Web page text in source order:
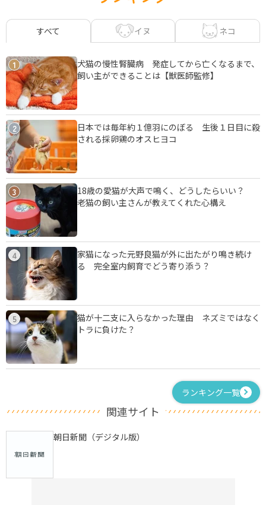
すべて イヌ ネコ
1
犬猫の慢性腎臓病 発症してから亡くなるまで、
飼い主ができることは【獣医師監修】
2
日本では毎年約１億羽にのぼる 生後１日目に殺
される採卵鶏のオスヒヨコ
3
18歳の愛猫が大声で鳴く、どうしたらいい？
老猫の飼い主さんが教えてくれた心構え
4
家猫になった元野良猫が外に出たがり鳴き続け
る 完全室内飼育でどう寄り添う？
5
猫が十二支に入らなかった理由 ネズミではなく
トラに負けた？
ランキング一覧
関連サイト
朝日新聞（デジタル版）